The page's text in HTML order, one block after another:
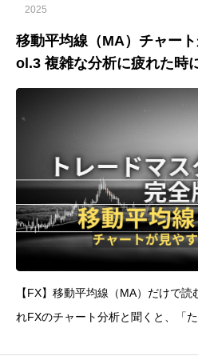
2025
移動平均線（MA）チャー
ol.3 複雑な分析に疲れた時
読む
【FX】移動平均線（MA）だけで
れFXのチャート分析と聞くと、「